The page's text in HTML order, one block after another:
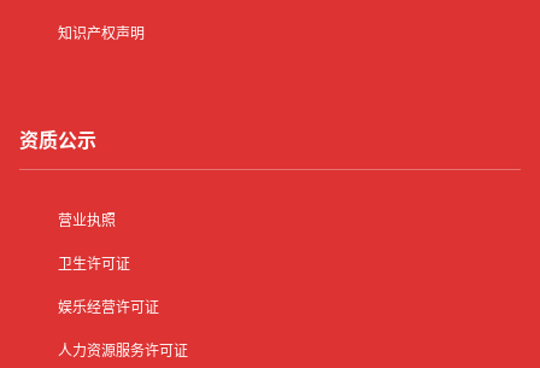
知识产权声明
资质公示
营业执照
卫生许可证
娱乐经营许可证
人力资源服务许可证